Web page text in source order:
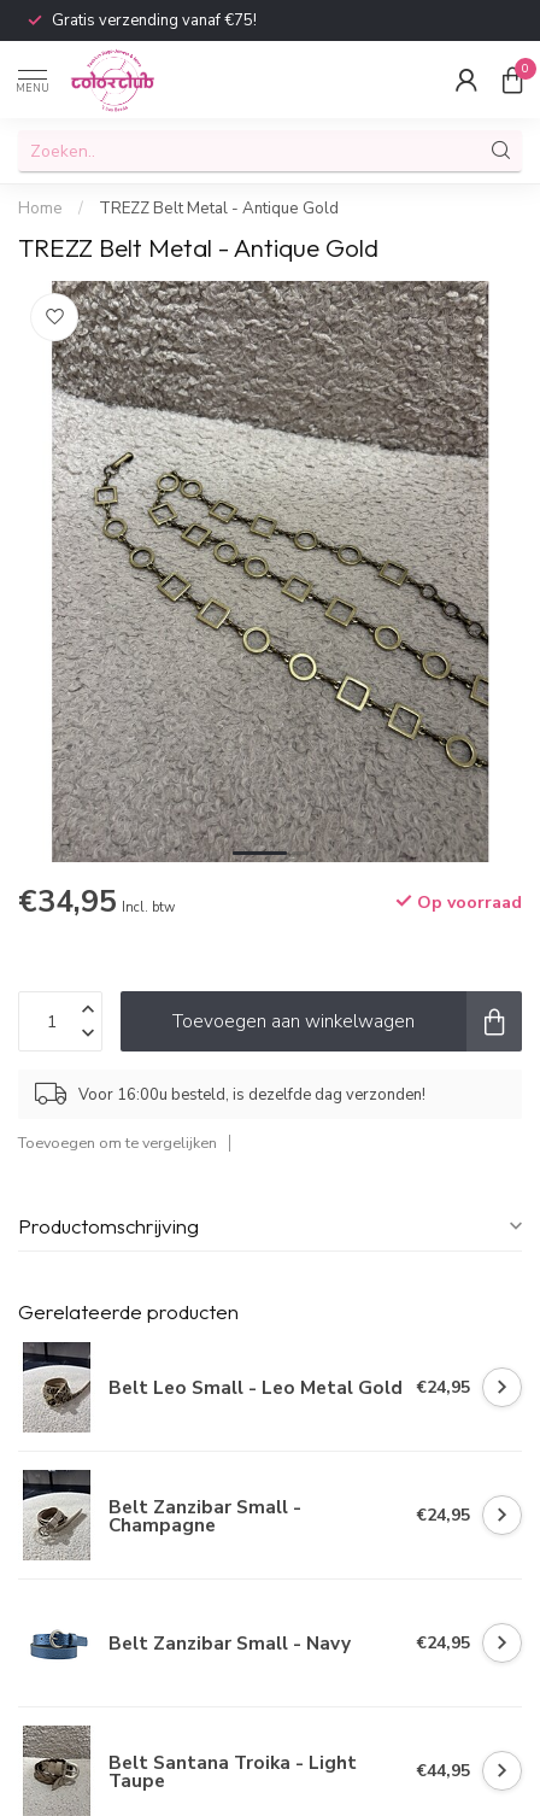
Gratis verzending vanaf €75!
MENU
0
Home / TREZZ Belt Metal - Antique Gold
TREZZ Belt Metal - Antique Gold
€34,95 Incl. btw Op voorraad
Toevoegen aan winkelwagen
Voor 16:00u besteld, is dezelfde dag verzonden!
Toevoegen om te vergelijken
Productomschrijving
Gerelateerde producten
Belt Leo Small - Leo Metal Gold €24,95
Belt Zanzibar Small -
Champagne €24,95
Belt Zanzibar Small - Navy €24,95
Belt Santana Troika - Light
Taupe €44,95